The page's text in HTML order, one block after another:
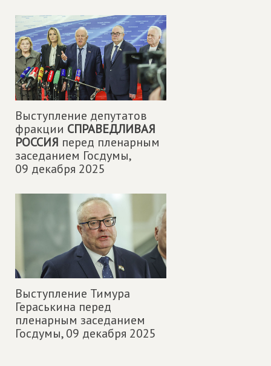
Выступление депутатов
фракции СПРАВЕДЛИВАЯ
РОССИЯ перед пленарным
заседанием Госдумы,
09 декабря 2025
Выступление Тимура
Гераськина перед
пленарным заседанием
Госдумы,09 декабря 2025